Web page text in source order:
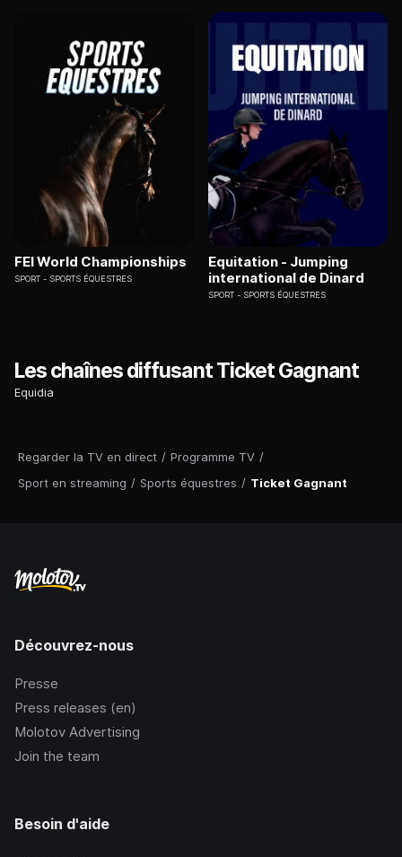
Regarder la TV en direct / Programme TV /
Sport en streaming / Sports équestres / Ticket Gagnant
FEI World Championships
SPORT SPORTS ÉQUESTRES
Equitation - Jumping
international de Dinard
SPORT SPORTS ÉQUESTRES
Les chaînes diffusant Ticket Gagnant
Equidia
Découvrez-nous
Presse
Press releases (en)
Molotov Advertising
Join the team
Besoin d'aide